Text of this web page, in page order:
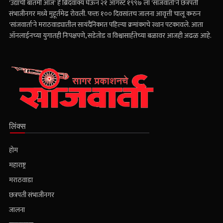
'उद्याची बातमी आज' हे ब्रिदवाक्य घेऊन २१ ऑगस्ट १९९७ ला 'सांजवार्ता'ने छत्रपती
संभाजीनगर मध्ये मुहूर्तमेढ रोवली. फक्त १०० दिवसांतच जालना आवृत्ती चालू करुन
'सांजवार्ता'ने मराठवाड्यातील सायंदैनिकात पहिल्या क्रमांकाचे स्थान पटकावले. आता
ऑनलाईनच्या युगातही निःपक्षपणे, सडेतोड व विश्वासार्हतेच्या बळावर आजही अढळ आहे.
लिंक्स
होम
महाराष्ट्र
मराठवाडा
छत्रपती संभाजीनगर
जालना